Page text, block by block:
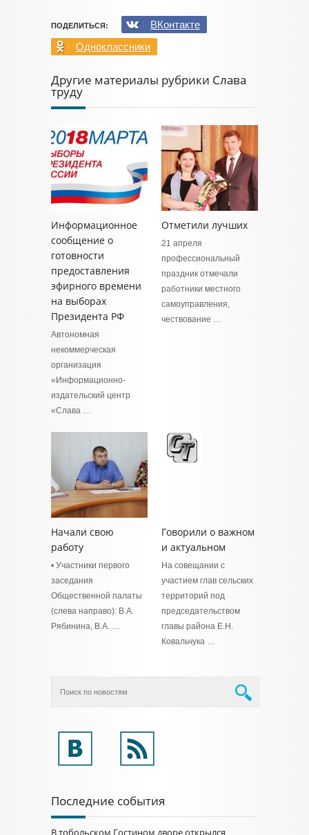
ПОДЕЛИТЬСЯ:
ВКонтакте
Одноклассники
Другие материалы рубрики Слава
труду
Информационное
сообщение о
готовности
предоставления
эфирного времени
на выборах
Президента РФ
Автономная
некоммерческая
организация
«Информационно-
издательский центр
«Слава …
Отметили лучших
21 апреля
профессиональный
праздник отмечали
работники местного
самоуправления,
чествование …
Начали свою
работу
• Участники первого
заседания
Общественной палаты
(слева направо): В.А.
Рябинина, В.А. …
Говорили о важном
и актуальном
На совещании с
участием глав сельских
территорий под
председательством
главы района Е.Н.
Ковальчука …
Последние события
В тобольском Гостином дворе открылся